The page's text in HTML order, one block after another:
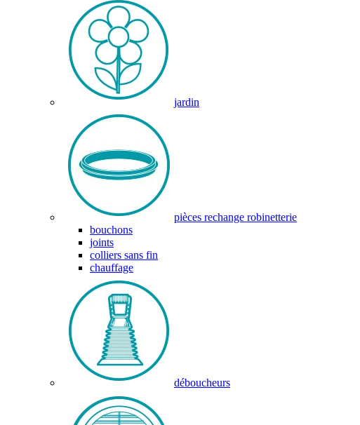
jardin
pièces rechange robinetterie
bouchons
joints
colliers sans fin
chauffage
déboucheurs